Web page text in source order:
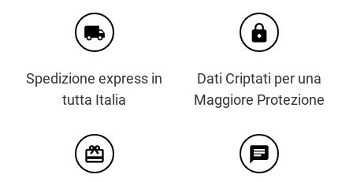
local_shipping
Spedizione express in
tutta Italia
https
Dati Criptati per una
Maggiore Protezione
card_giftcard chat